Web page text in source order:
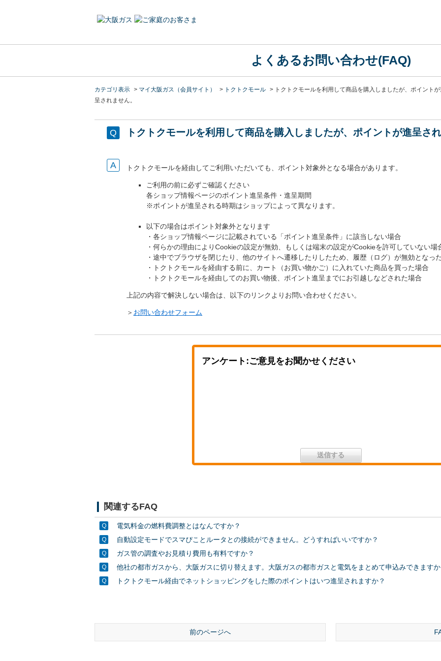
よくあるお問い合わせ(FAQ)
カテゴリ表示 > マイ大阪ガス（会員サイト） > トクトクモール > トクトクモールを利用して商品を購入しましたが、ポイントが
呈されません。
トクトクモールを利用して商品を購入しましたが、ポイントが進呈され
トクトクモールを経由してご利用いただいても、ポイント対象外となる場合があります。
ご利用の前に必ずご確認ください
各ショップ情報ページのポイント進呈条件・進呈期間
※ポイントが進呈される時期はショップによって異なります。
以下の場合はポイント対象外となります
・各ショップ情報ページに記載されている「ポイント進呈条件」に該当しない場合
・何らかの理由によりCookieの設定が無効、もしくは端末の設定がCookieを許可していない場
・途中でブラウザを閉じたり、他のサイトへ遷移したりしたため、履歴（ログ）が無効となっ
・トクトクモールを経由する前に、カート（お買い物かご）に入れていた商品を買った場合
・トクトクモールを経由してのお買い物後、ポイント進呈までにお引越しなどされた場合
上記の内容で解決しない場合は、以下のリンクよりお問い合わせください。
＞ お問い合わせフォーム
アンケート:ご意見をお聞かせください
関連するFAQ
電気料金の燃料費調整とはなんですか？
自動設定モードでスマぴことルータとの接続ができません。どうすればいいですか？
ガス管の調査やお見積り費用も有料ですか？
他社の都市ガスから、大阪ガスに切り替えます。大阪ガスの都市ガスと電気をまとめて申込みできますか
トクトクモール経由でネットショッピングをした際のポイントはいつ進呈されますか？
前のページへ